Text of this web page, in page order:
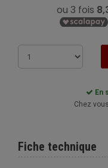
En
Chez
Fiche technique